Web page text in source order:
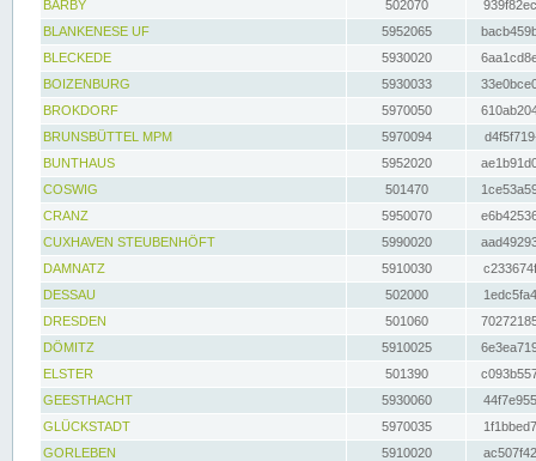
BARBY
502070
BLANKENESE UF
5952065
BLECKEDE
5930020
BOIZENBURG
5930033
BROKDORF
5970050
BRUNSBÜTTEL MPM
5970094
BUNTHAUS
5952020
COSWIG
501470
CRANZ
5950070
CUXHAVEN STEUBENHÖFT
5990020
DAMNATZ
5910030
DESSAU
502000
DRESDEN
501060
DÖMITZ
5910025
ELSTER
501390
GEESTHACHT
5930060
GLÜCKSTADT
5970035
GORLEBEN
5910020